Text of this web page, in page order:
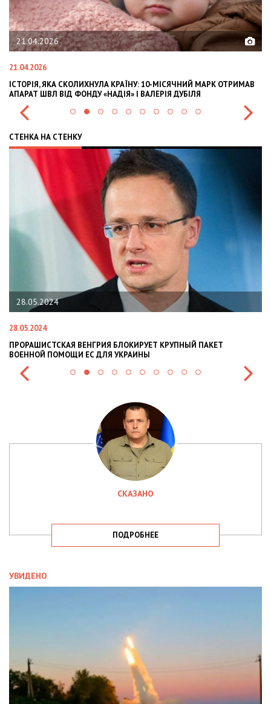
21.04.2026
21.04.2026
ІСТОРІЯ, ЯКА СКОЛИХНУЛА КРАЇНУ: 10-МІСЯЧНИЙ МАРК ОТРИМАВ
АПАРАТ ШВЛ ВІД ФОНДУ «НАДІЯ» І ВАЛЕРІЯ ДУБІЛЯ
СТЕНКА НА СТЕНКУ
28.05.2024
28.05.2024
ПРОРАШИСТСКАЯ ВЕНГРИЯ БЛОКИРУЕТ КРУПНЫЙ ПАКЕТ
ВОЕННОЙ ПОМОЩИ ЕС ДЛЯ УКРАИНЫ
СКАЗАНО
ПОДРОБНЕЕ
УВИДЕНО